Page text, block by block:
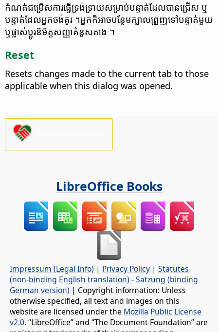
កំណត់​ជម្រើស​ការ​ធ្វើទ្រង់ទ្រាយ​សម្រាប់​បន្ទាត់​ដែល​បាន​ជ្រើស​ ឬ​
បន្ទាត់​ដែល​អ្នក​ចង់​គូរ​ ។​អ្នក​ក៏​អាច​បន្ថែម​ក្បាល​ព្រួញ​ទៅ​បន្ទាត់​មួយ​
ឬ​ផ្លាស់​ប្តូរ​និមិត្ត​សញ្ញា​គំនូស​តាង​ ។
Reset
Resets changes made to the current tab to those
applicable when this dialog was opened.
LibreOffice Books
Impressum (Legal Info) | Privacy Policy | Statutes
(non-binding English translation) -Satzung (binding
German version) | Copyright information: Unless
otherwise specified, all text and images on this
website are licensed under the Mozilla Public License
v2.0. “LibreOffice” and “The Document Foundation” are